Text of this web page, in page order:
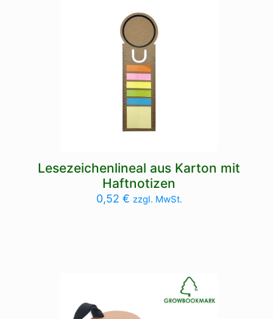
Lesezeichenlineal aus Karton mit
Haftnotizen
0,52 € zzgl. MwSt.